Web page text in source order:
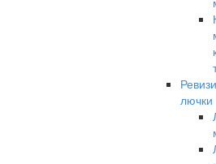
лючки